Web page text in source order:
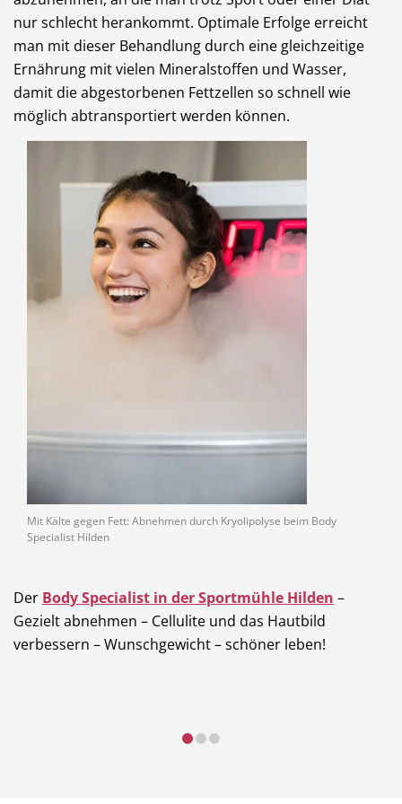
nur schlecht herankommt. Optimale Erfolge erreicht
man mit dieser Behandlung durch eine gleichzeitige
Ernährung mit vielen Mineralstoffen und Wasser,
damit die abgestorbenen Fettzellen so schnell wie
möglich abtransportiert werden können.
Mit Kälte gegen Fett: Abnehmen durch Kryolipolyse beim Body
Specialist Hilden
Der Body Specialist in der Sportmühle Hilden –
Gezielt abnehmen – Cellulite und das Hautbild
verbessern – Wunschgewicht – schöner leben!